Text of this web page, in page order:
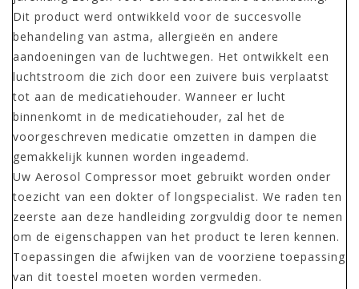
Dit product werd ontwikkeld voor de succesvolle
behandeling van astma, allergieën en andere
aandoeningen van de luchtwegen. Het ontwikkelt een
luchtstroom die zich door een zuivere buis verplaatst
tot aan de medicatiehouder. Wanneer er lucht
binnenkomt in de medicatiehouder, zal het de
voorgeschreven medicatie omzetten in dampen die
gemakkelijk kunnen worden ingeademd.
Uw Aerosol Compressor moet gebruikt worden onder
toezicht van een dokter of longspecialist. We raden ten
zeerste aan deze handleiding zorgvuldig door te nemen
om de eigenschappen van het product te leren kennen.
Toepassingen die afwijken van de voorziene toepassing
van dit toestel moeten worden vermeden.